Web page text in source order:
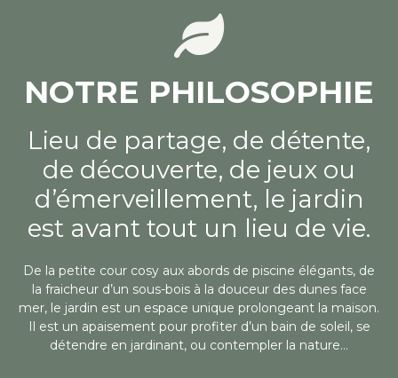
NOTRE PHILOSOPHIE
Lieu de partage, de détente,
de découverte, de jeux ou
d’émerveillement, le jardin
est avant tout un lieu de vie.
De la petite cour cosy aux abords de piscine élégants, de
la fraicheur d’un sous-bois à la douceur des dunes face
mer, le jardin est un espace unique prolongeant la maison.
Il est un apaisement pour profiter d’un bain de soleil, se
détendre en jardinant, ou contempler la nature…